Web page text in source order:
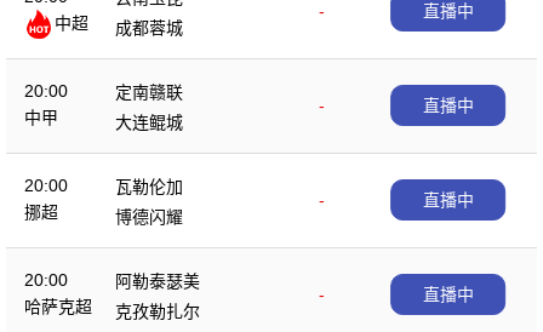
中超
-
成都蓉城
直播中
20:00
中甲
定南赣联
-
大连鲲城
直播中
20:00
挪超
瓦勒伦加
-
博德闪耀
直播中
20:00
哈萨克超
阿勒泰瑟美
-
克孜勒扎尔
直播中